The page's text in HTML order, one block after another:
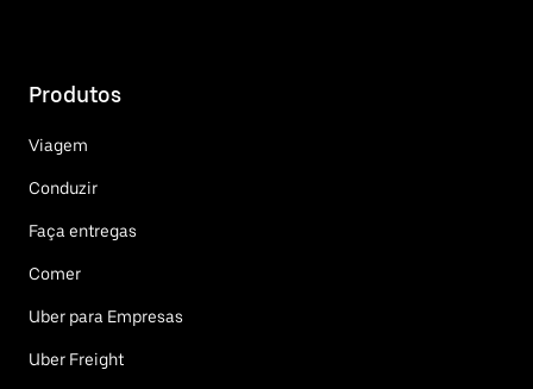
Produtos
Viagem
Conduzir
Faça entregas
Comer
Uber para Empresas
Uber Freight